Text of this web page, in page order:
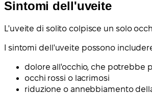
Sintomi dell'uveite
L'uveite di solito colpisce un solo
I sintomi dell'uveite possono
dolore all'occhio, che potrebbe
occhi rossi o lacrimosi
riduzione o annebbiamento